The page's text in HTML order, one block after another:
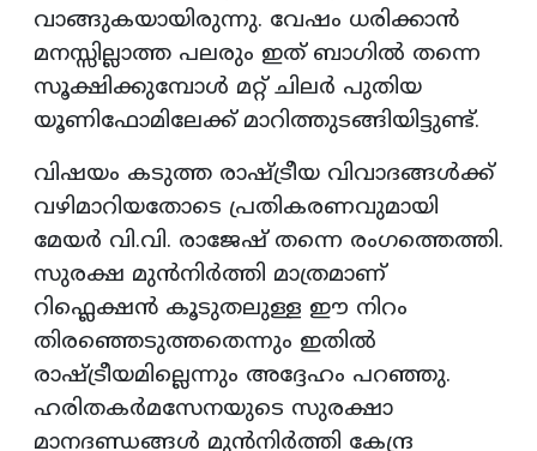
വാങ്ങുകയായിരുന്നു. വേഷം ധരിക്കാൻ
മനസ്സില്ലാത്ത പലരും ഇത് ബാഗിൽ തന്നെ
സൂക്ഷിക്കുമ്പോൾ മറ്റ് ചിലർ പുതിയ
യൂണിഫോമിലേക്ക് മാറിത്തുടങ്ങിയിട്ടുണ്ട്.
​വിഷയം കടുത്ത രാഷ്ട്രീയ വിവാദങ്ങൾക്ക്
വഴിമാറിയതോടെ പ്രതികരണവുമായി
മേയർ വി.വി. രാജേഷ് തന്നെ രംഗത്തെത്തി.
സുരക്ഷ മുൻനിർത്തി മാത്രമാണ്
റിഫ്ലെക്ഷൻ കൂടുതലുള്ള ഈ നിറം
തിരഞ്ഞെടുത്തതെന്നും ഇതിൽ
രാഷ്ട്രീയമില്ലെന്നും അദ്ദേഹം പറഞ്ഞു.
ഹരിതകർമസേനയുടെ സുരക്ഷാ
മാനദണ്ഡങ്ങൾ മുൻനിർത്തി കേന്ദ്ര